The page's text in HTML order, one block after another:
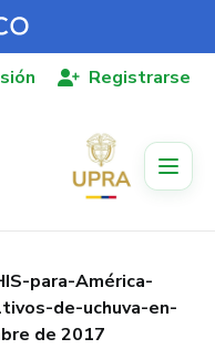
Registrarse
para-América-
de-uchuva-en-
de 2017